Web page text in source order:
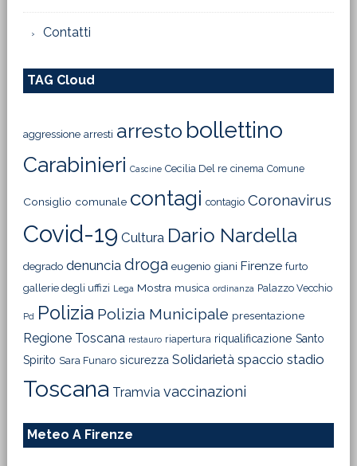
Contatti
TAG Cloud
aggressione arresti arresto bollettino
Carabinieri Cascine Cecilia Del re cinema Comune
Consiglio comunale contagi contagio Coronavirus
Covid-19 Cultura Dario Nardella
degrado denuncia droga eugenio giani Firenze furto
gallerie degli uffizi Lega Mostra musica ordinanza Palazzo Vecchio
Pd Polizia Polizia Municipale presentazione
Regione Toscana restauro riapertura riqualificazione Santo
Spirito Sara Funaro sicurezza Solidarietà spaccio stadio
Toscana Tramvia vaccinazioni
Meteo A Firenze